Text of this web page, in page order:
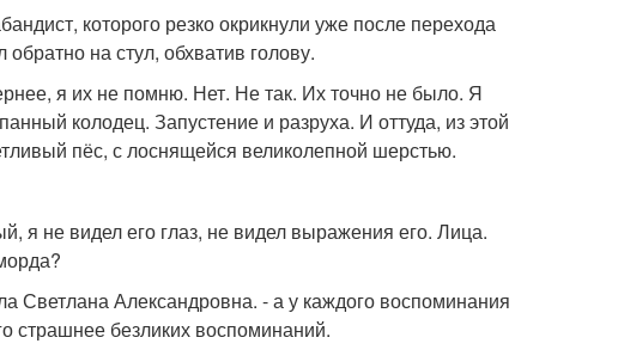
которого резко окрикнули уже после перехода
на стул, обхватив голову.
я их не помню. Нет. Не так. Их точно не было. Я
колодец. Запустение и разруха. И оттуда, из этой
пёс, с лоснящейся великолепной шерстью.
я не видел его глаз, не видел выражения его. Лица.
Светлана Александровна. - а у каждого воспоминания
страшнее безликих воспоминаний.